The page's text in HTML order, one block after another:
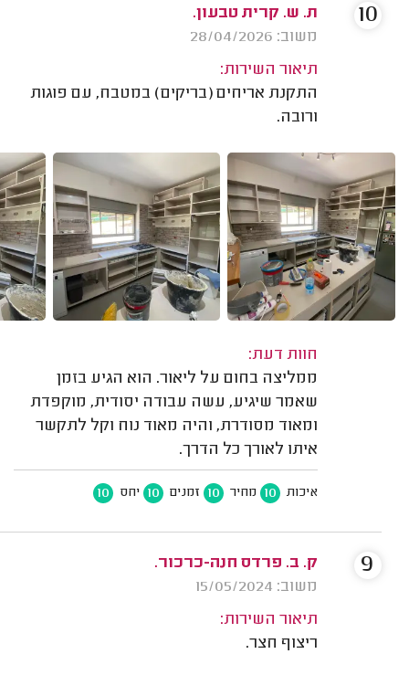
ת. ש. קרית טבעון.
משוב: 28/04/2026
תיאור השירות:
התקנת אריחים (בריקים) במטבח, עם פוגות
ורובה.
חוות דעת:
ממליצה בחום על ליאור. הוא הגיע בזמן
שאמר שיגיע, עשה עבודה יסודית, מוקפדת
ומאוד מסודרת, והיה מאוד נוח וקל לתקשר
איתו לאורך כל הדרך.
איכות 10 מחיר 10 זמנים 10 יחס 10
10
ק. ב. פרדס חנה-כרכור.
משוב: 15/05/2024
תיאור השירות:
ריצוף חצר.
9